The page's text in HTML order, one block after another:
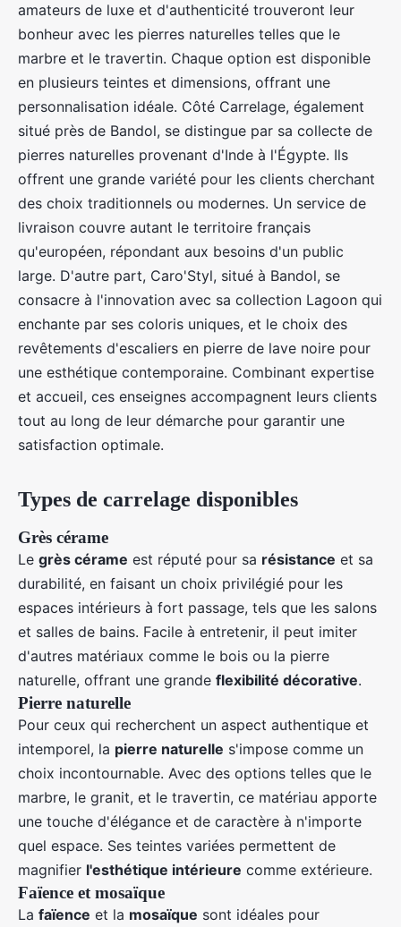
amateurs de luxe et d'authenticité trouveront leur
bonheur avec les pierres naturelles telles que le
marbre et le travertin. Chaque option est disponible
en plusieurs teintes et dimensions, offrant une
personnalisation idéale. Côté Carrelage, également
situé près de Bandol, se distingue par sa collecte de
pierres naturelles provenant d'Inde à l'Égypte. Ils
offrent une grande variété pour les clients cherchant
des choix traditionnels ou modernes. Un service de
livraison couvre autant le territoire français
qu'européen, répondant aux besoins d'un public
large. D'autre part, Caro'Styl, situé à Bandol, se
consacre à l'innovation avec sa collection Lagoon qui
enchante par ses coloris uniques, et le choix des
revêtements d'escaliers en pierre de lave noire pour
une esthétique contemporaine. Combinant expertise
et accueil, ces enseignes accompagnent leurs clients
tout au long de leur démarche pour garantir une
satisfaction optimale.
Types de carrelage disponibles
Grès cérame
Le grès cérame est réputé pour sa résistance et sa
durabilité, en faisant un choix privilégié pour les
espaces intérieurs à fort passage, tels que les salons
et salles de bains. Facile à entretenir, il peut imiter
d'autres matériaux comme le bois ou la pierre
naturelle, offrant une grande flexibilité décorative.
Pierre naturelle
Pour ceux qui recherchent un aspect authentique et
intemporel, la pierre naturelle s'impose comme un
choix incontournable. Avec des options telles que le
marbre, le granit, et le travertin, ce matériau apporte
une touche d'élégance et de caractère à n'importe
quel espace. Ses teintes variées permettent de
magnifier l'esthétique intérieure comme extérieure.
Faïence et mosaïque
La faïence et la mosaïque sont idéales pour